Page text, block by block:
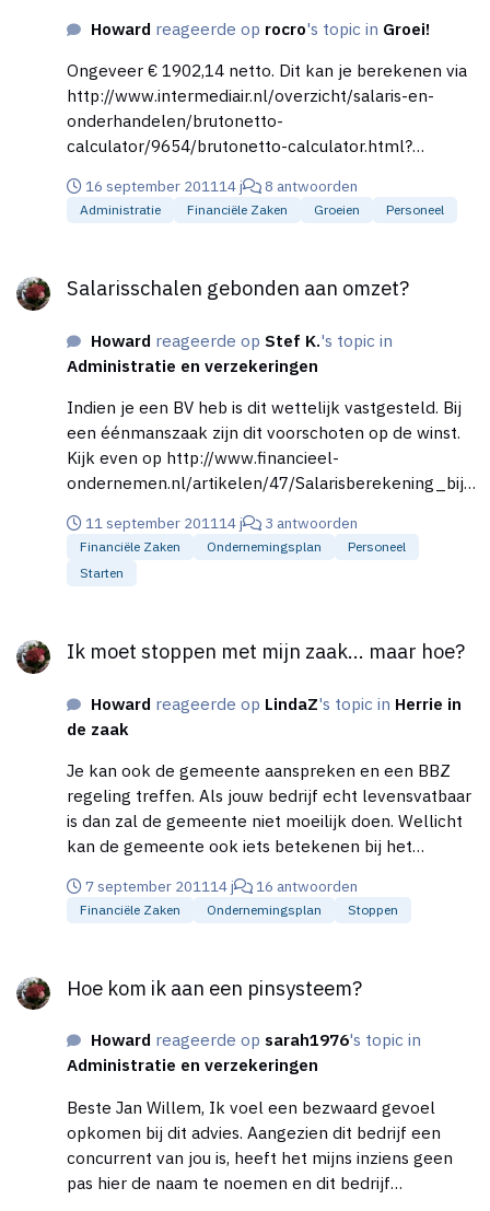
Howard reageerde op rocro's topic in Groei!
Ongeveer € 1902,14 netto. Dit kan je berekenen via
http://www.intermediair.nl/overzicht/salaris-en-
onderhandelen/brutonetto-
calculator/9654/brutonetto-calculator.html?
suG1oqsCFUJJ3godihUbsA
16 september 201114 j 8 antwoorden
Administratie Financiële Zaken Groeien Personeel
Salarisschalen gebonden aan omzet?
Howard reageerde op Stef K.'s topic in
Administratie en verzekeringen
Indien je een BV heb is dit wettelijk vastgesteld. Bij
een éénmanszaak zijn dit voorschoten op de winst.
Kijk even op http://www.financieel-
ondernemen.nl/artikelen/47/Salarisberekening_bij_
11 september 201114 j 3 antwoorden
Financiële Zaken Ondernemingsplan
Personeel
Starten
Ik moet stoppen met mijn zaak... maar hoe?
Howard reageerde op LindaZ's topic in Herrie in
de zaak
Je kan ook de gemeente aanspreken en een BBZ
regeling treffen. Als jouw bedrijf echt levensvatbaar
is dan zal de gemeente niet moeilijk doen. Wellicht
kan de gemeente ook iets betekenen bij het
7 september 201114 j 16 antwoorden
Financiële Zaken Ondernemingsplan Stoppen
Hoe kom ik aan een pinsysteem?
Howard reageerde op sarah1976's topic in
Administratie en verzekeringen
Beste Jan Willem, Ik voel een bezwaard gevoel
opkomen bij dit advies. Aangezien dit bedrijf een
concurrent van jou is, heeft het mijns inziens geen
pas hier de naam te noemen en dit bedrijf